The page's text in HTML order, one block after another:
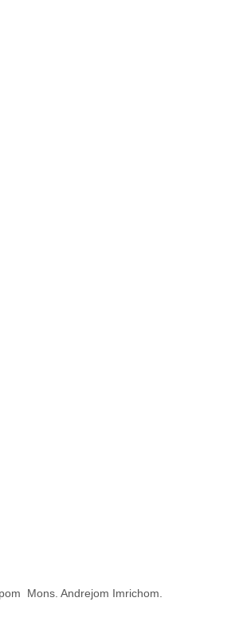
Mons. Andrejom Imrichom.